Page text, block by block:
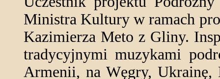
Ministra Kultury w ramach
Kazimierza Meto z Gliny.
tradycyjnymi muzykami
Armenii, na Węgry,